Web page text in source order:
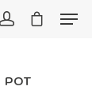
POT